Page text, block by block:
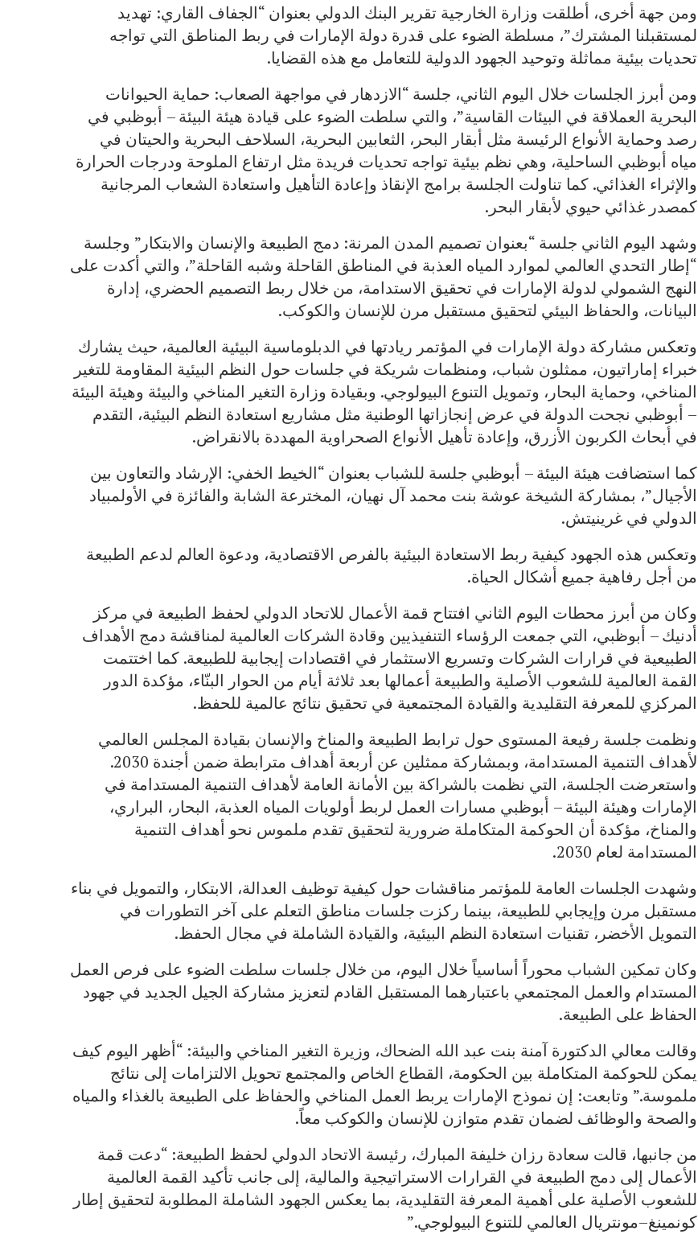
ومن جهة أخرى، أطلقت وزارة الخارجية تقرير البنك الدولي بعنوان “الجفاف القاري: تهديد
لمستقبلنا المشترك”، مسلطة الضوء على قدرة دولة الإمارات في ربط المناطق التي تواجه
تحديات بيئية مماثلة وتوحيد الجهود الدولية للتعامل مع هذه القضايا.
ومن أبرز الجلسات خلال اليوم الثاني، جلسة “الازدهار في مواجهة الصعاب: حماية الحيوانات
البحرية العملاقة في البيئات القاسية”، والتي سلطت الضوء على قيادة هيئة البيئة – أبوظبي في
رصد وحماية الأنواع الرئيسة مثل أبقار البحر، الثعابين البحرية، السلاحف البحرية والحيتان في
مياه أبوظبي الساحلية، وهي نظم بيئية تواجه تحديات فريدة مثل ارتفاع الملوحة ودرجات الحرارة
والإثراء الغذائي. كما تناولت الجلسة برامج الإنقاذ وإعادة التأهيل واستعادة الشعاب المرجانية
كمصدر غذائي حيوي لأبقار البحر.
وشهد اليوم الثاني جلسة “بعنوان تصميم المدن المرنة: دمج الطبيعة والإنسان والابتكار” وجلسة
“إطار التحدي العالمي لموارد المياه العذبة في المناطق القاحلة وشبه القاحلة”، والتي أكدت على
النهج الشمولي لدولة الإمارات في تحقيق الاستدامة، من خلال ربط التصميم الحضري، إدارة
البيانات، والحفاظ البيئي لتحقيق مستقبل مرن للإنسان والكوكب.
وتعكس مشاركة دولة الإمارات في المؤتمر ريادتها في الدبلوماسية البيئية العالمية، حيث يشارك
خبراء إماراتيون، ممثلون شباب، ومنظمات شريكة في جلسات حول النظم البيئية المقاومة للتغير
المناخي، وحماية البحار، وتمويل التنوع البيولوجي. وبقيادة وزارة التغير المناخي والبيئة وهيئة البيئة
– أبوظبي نجحت الدولة في عرض إنجازاتها الوطنية مثل مشاريع استعادة النظم البيئية، التقدم
في أبحاث الكربون الأزرق، وإعادة تأهيل الأنواع الصحراوية المهددة بالانقراض.
كما استضافت هيئة البيئة – أبوظبي جلسة للشباب بعنوان “الخيط الخفي: الإرشاد والتعاون بين
الأجيال”، بمشاركة الشيخة عوشة بنت محمد آل نهيان، المخترعة الشابة والفائزة في الأولمبياد
الدولي في غرينيتش.
وتعكس هذه الجهود كيفية ربط الاستعادة البيئية بالفرص الاقتصادية، ودعوة العالم لدعم الطبيعة
من أجل رفاهية جميع أشكال الحياة.
وكان من أبرز محطات اليوم الثاني افتتاح قمة الأعمال للاتحاد الدولي لحفظ الطبيعة في مركز
أدنيك – أبوظبي، التي جمعت الرؤساء التنفيذيين وقادة الشركات العالمية لمناقشة دمج الأهداف
الطبيعية في قرارات الشركات وتسريع الاستثمار في اقتصادات إيجابية للطبيعة. كما اختتمت
القمة العالمية للشعوب الأصلية والطبيعة أعمالها بعد ثلاثة أيام من الحوار البنّاء، مؤكدة الدور
المركزي للمعرفة التقليدية والقيادة المجتمعية في تحقيق نتائج عالمية للحفظ.
ونظمت جلسة رفيعة المستوى حول ترابط الطبيعة والمناخ والإنسان بقيادة المجلس العالمي
لأهداف التنمية المستدامة، وبمشاركة ممثلين عن أربعة أهداف مترابطة ضمن أجندة 2030.
واستعرضت الجلسة، التي نظمت بالشراكة بين الأمانة العامة لأهداف التنمية المستدامة في
الإمارات وهيئة البيئة – أبوظبي مسارات العمل لربط أولويات المياه العذبة، البحار، البراري،
والمناخ، مؤكدة أن الحوكمة المتكاملة ضرورية لتحقيق تقدم ملموس نحو أهداف التنمية
المستدامة لعام 2030.
وشهدت الجلسات العامة للمؤتمر مناقشات حول كيفية توظيف العدالة، الابتكار، والتمويل في بناء
مستقبل مرن وإيجابي للطبيعة، بينما ركزت جلسات مناطق التعلم على آخر التطورات في
التمويل الأخضر، تقنيات استعادة النظم البيئية، والقيادة الشاملة في مجال الحفظ.
وكان تمكين الشباب محوراً أساسياً خلال اليوم، من خلال جلسات سلطت الضوء على فرص العمل
المستدام والعمل المجتمعي باعتبارهما المستقبل القادم لتعزيز مشاركة الجيل الجديد في جهود
الحفاظ على الطبيعة.
وقالت معالي الدكتورة آمنة بنت عبد الله الضحاك، وزيرة التغير المناخي والبيئة: “أظهر اليوم كيف
يمكن للحوكمة المتكاملة بين الحكومة، القطاع الخاص والمجتمع تحويل الالتزامات إلى نتائج
ملموسة.” وتابعت: إن نموذج الإمارات يربط العمل المناخي والحفاظ على الطبيعة بالغذاء والمياه
والصحة والوظائف لضمان تقدم متوازن للإنسان والكوكب معاً.
من جانبها، قالت سعادة رزان خليفة المبارك، رئيسة الاتحاد الدولي لحفظ الطبيعة: “دعت قمة
الأعمال إلى دمج الطبيعة في القرارات الاستراتيجية والمالية، إلى جانب تأكيد القمة العالمية
للشعوب الأصلية على أهمية المعرفة التقليدية، بما يعكس الجهود الشاملة المطلوبة لتحقيق إطار
كونمينغ–مونتريال العالمي للتنوع البيولوجي.”